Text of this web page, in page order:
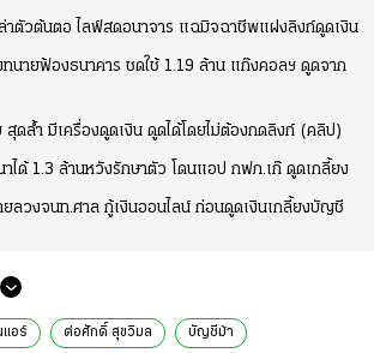
าตัวต้นตอ ไลฟ์สดอนาจาร แฉมิจฉาชีพแฝงลิงก์ดูดเงิน
นายฟ้องธนาคาร ชดใช้ 1.19 ล้าน แก๊งคอลฯ ดูดจาก
ดล้ำ มีเครื่องดูดเงิน ดูดได้โดยไม่ต้องกดลิงก์ (คลิป)
ได้ 1.3 ล้านหวังรักษาตัว โดนแอป กฟภ.เก๊ ดูดเกลี้ยง
ยลวงจนท.ศาล กู้เงินออนไลน์ ก่อนดูดเงินเกลี้ยงบัญชี
แอร์ ต่อศักดิ์ สุขวิมล บัญชีม้า